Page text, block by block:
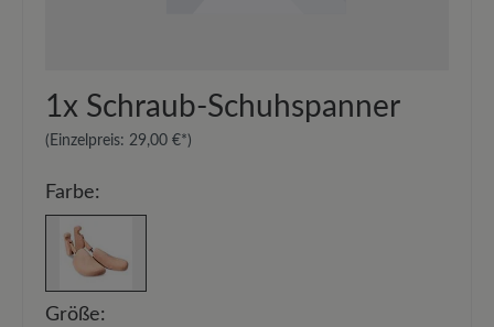
1x Schraub-Schuhspanner
(Einzelpreis: 29,00 €*)
Farbe:
Größe: